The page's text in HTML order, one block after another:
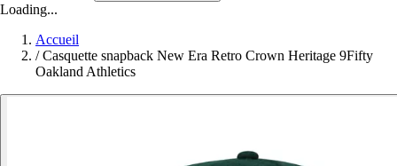
Loading...
Accueil
/ Casquette snapback New Era Retro Crown Heritage 9Fifty
Oakland Athletics